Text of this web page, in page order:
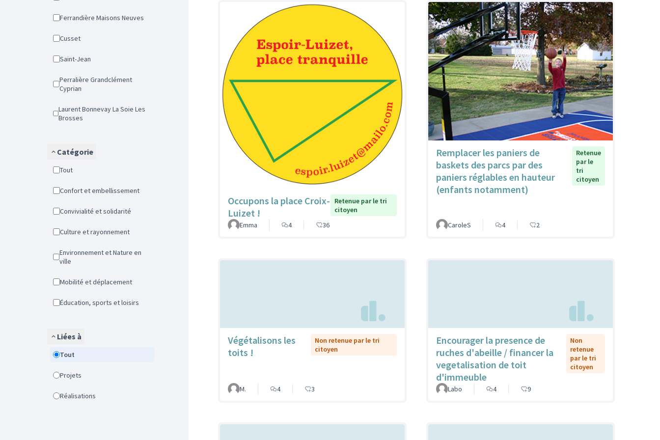
Ferrandière Maisons Neuves
Cusset
Saint-Jean
Perralière Grandclément
Cyprian
Laurent Bonnevay La Soie Les
Brosses
Catégorie
Tout
Confort et embellissement
Convivialité et solidarité
Culture et rayonnement
Environnement et Nature en
ville
Mobilité et déplacement
Éducation, sports et loisirs
Liées à
Tout
Projets
Réalisations
Occupons la place Croix-
Luizet !
Retenue par le tri
citoyen
Emma
4 36
Remplacer les paniers de
baskets des parcs par des
paniers réglables en hauteur
(enfants notamment)
Retenue
par le
tri
citoyen
CaroleS 4 2
Végétalisons les
toits !
Non retenue par le tri
citoyen
M. 4 3
Encourager la presence de
ruches d'abeille / financer la
vegetalisation de toit
d'immeuble
Non
retenue
par le tri
citoyen
Labo 4 9